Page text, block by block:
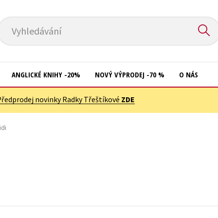
Vyhledávání
ANGLICKÉ KNIHY -20% NOVÝ VÝPRODEJ -70 % O NÁS
novinky Radky Třeštíkové ZDE